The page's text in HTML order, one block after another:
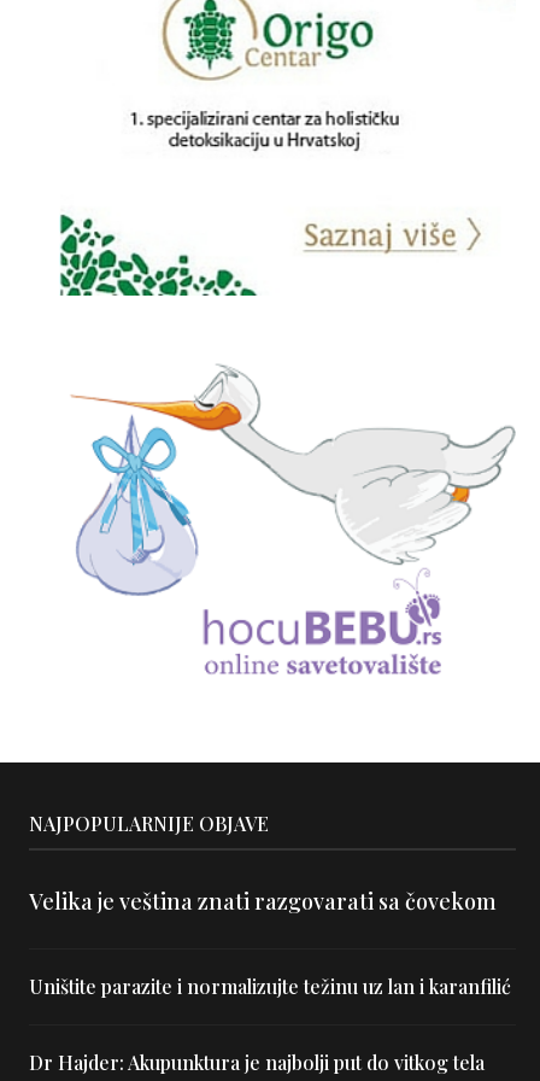
NAJPOPULARNIJE OBJAVE
Velika je veština znati razgovarati sa čovekom
Uništite parazite i normalizujte težinu uz lan i karanfilić
Dr Hajder: Akupunktura je najbolji put do vitkog tela